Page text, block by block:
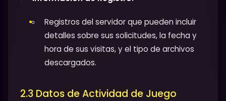
Registros del servidor que pueden incluir
detalles sobre sus solicitudes, la fecha y
hora de sus visitas, y el tipo de archivos
descargados.
2.3 Datos de Actividad de Juego